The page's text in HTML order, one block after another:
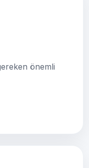
önemli